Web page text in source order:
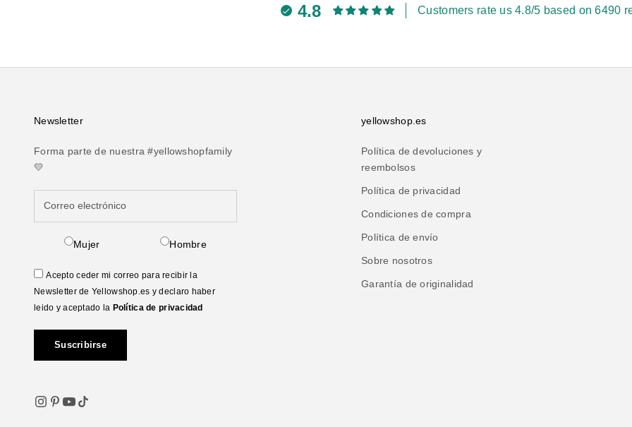
4.8 Customers rate us 4.8/5 based on 6490
Newsletter
Forma parte de nuestra #yellowshopfamily
💛
Mujer Hombre
Acepto ceder mi correo para recibir la
Newsletter de Yellowshop.es y declaro haber
leido y aceptado la Política de privacidad
Suscribirse
yellowshop.es
Política de devoluciones y
reembolsos
Política de privacidad
Condiciones de compra
Política de envío
Sobre nosotros
Garantía de originalidad